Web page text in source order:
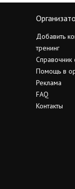
Добавить
тренинг
Помощь в
Реклама
FAQ
Контакты